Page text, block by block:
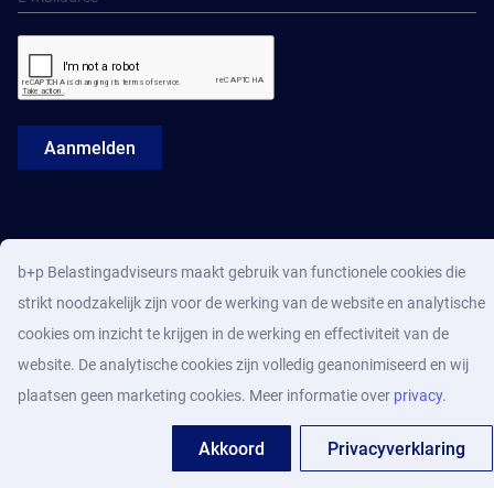
Aanmelden
b+p Belastingadviseurs maakt gebruik van functionele cookies die
strikt noodzakelijk zijn voor de werking van de website en analytische
cookies om inzicht te krijgen in de werking en effectiviteit van de
website. De analytische cookies zijn volledig geanonimiseerd en wij
plaatsen geen marketing cookies. Meer informatie over privacy.
Akkoord Privacyverklaring